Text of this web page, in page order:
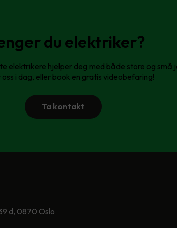
du elektriker?
elektrikere hjelper deg med både store og små
i dag, eller book en gratis videobefaring!
Ta kontakt
d, 0870 Oslo